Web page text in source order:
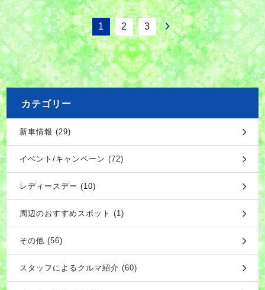
1 2 3
カテゴリー
新車情報 (29)
イベント/キャンペーン (72)
レディースデー (10)
周辺のおすすめスポット (1)
その他 (56)
スタッフによるクルマ紹介 (60)